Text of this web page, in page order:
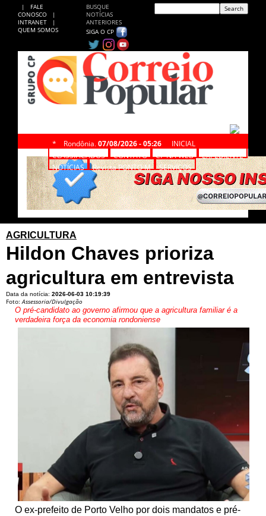
|
FALE
CONOSCO
|
INTRANET
|
QUEM SOMOS
BUSQUE
NOTÍCIAS
ANTERIORES
SIGA O CP
* Rondônia, 07/08/2026 - 05:26
INICIAL
CLASSIFICADOS
CONTATO CP NA WEB
EXPEDIENTE
NOTÍCIAS
Revista PONTO M SERVIÇOS
AGRICULTURA
Hildon Chaves prioriza
agricultura em entrevista
Data da notícia: 2026-06-03 10:19:39
Foto:Assessoria/Divulgação
O pré-candidato ao governo afirmou que a agricultura familiar é a
verdadeira força da economia rondoniense
O ex-prefeito de Porto Velho por dois mandatos e pré-